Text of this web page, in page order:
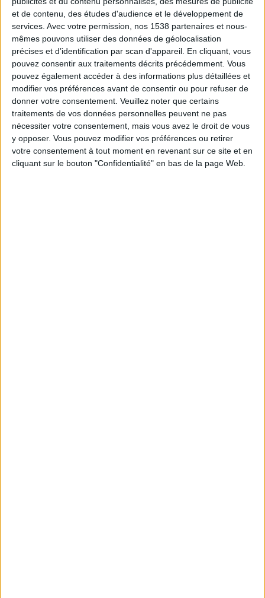
et de contenu, des études d'audience et le développement de
services. Avec votre permission, nos 1538 partenaires et nous-
mêmes pouvons utiliser des données de géolocalisation
précises et d’identification par scan d'appareil. En cliquant, vous
pouvez consentir aux traitements décrits précédemment. Vous
pouvez également accéder à des informations plus détaillées et
modifier vos préférences avant de consentir ou pour refuser de
donner votre consentement. Veuillez noter que certains
traitements de vos données personnelles peuvent ne pas
nécessiter votre consentement, mais vous avez le droit de vous
y opposer. Vous pouvez modifier vos préférences ou retirer
votre consentement à tout moment en revenant sur ce site et en
cliquant sur le bouton "Confidentialité" en bas de la page Web.
Service-client & Motivation Voir tout
Les équipes du Service-client et de la
Communauté Savoir Maigrir vous aident
chaque semaine à vous rapprocher
sereinement de votre objectif minceur.
Votre bilan minceur(env. 2
min)